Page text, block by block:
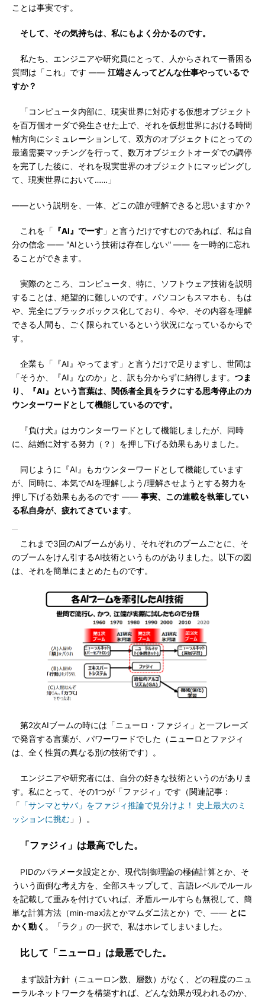
ことは事実です。
そして、その気持ちは、私にもよく分かるのです。
私たち、エンジニアや研究員にとって、人からされて一番困る
質問は「これ」です ―― 江端さんってどんな仕事やっているで
すか？
「コンピュータ内部に、現実世界に対応する仮想オブジェクト
を百万個オーダで発生させた上で、それを仮想世界における時間
軸方向にシミュレーションして、双方のオブジェクトにとっての
最適需要マッチングを行って、数万オブジェクトオーダでの調停
を完了した後に、それを現実世界のオブジェクトにマッピングし
て、現実世界において……」
――という説明を、一体、どこの誰が理解できると思いますか？
これを「 『AI』でーす 」と言うだけですむのであれば、私は自
分の信念 ―― "AIという技術は存在しない" ―― を一時的に忘れ
ることができます。
実際のところ、コンピュータ、特に、ソフトウェア技術を説明
することは、絶望的に難しいのです。パソコンもスマホも、もは
や、完全にブラックボックス化しており、今や、その内容を理解
できる人間も、ごく限られているという状況になっているからで
す。
企業も「『AI』やってます」と言うだけで足りますし、世間は
「そうか、『AI』なのか」と、訳も分からずに納得します。 つま
り、『AI』という言葉は、関係者全員をラクにする思考停止のカ
ウンターワードとして機能しているのです。
『負け犬』はカウンターワードとして機能しましたが、同時
に、結婚に対する努力（？）を押し下げる効果もありました。
同じように『AI』もカウンターワードとして機能しています
が、同時に、本気でAIを理解しよう/理解させようとする努力を
押し下げる効果もあるのです ―― 事実、この連載を執筆してい
る私自身が、疲れてきています。
これまで3回のAIブームがあり、それぞれのブームごとに、そ
のブームをけん引するAI技術というものがありました。以下の図
は、それを簡単にまとめたものです。
第2次AIブームの時には「ニューロ・ファジィ」と一フレーズ
で発音する言葉が、パワーワードでした（ニューロとファジィ
は、全く性質の異なる別の技術です）。
エンジニアや研究者には、自分の好きな技術というのがありま
す。私にとって、その1つが「ファジィ」です（関連記事：
「
「サンマとサバ」をファジィ推論で見分けよ！ 史上最大のミ
ッションに挑む 」）。
「ファジィ」は最高でした。
PIDのパラメータ設定とか、現代制御理論の極値計算とか、そ
ういう面倒な考え方を、全部スキップして、言語レベルでルール
を記載して重みを付けていれば、矛盾ルールすらも無視して、簡
単な計算方法（min-max法とかマムダニ法とか）で、―― とに
かく動く 。「ラク」の一択で、私はホレてしまいました。
比して「ニューロ」は最悪でした。
まず設計方針（ニューロン数、層数）がなく、どの程度のニュ
ーラルネットワークを構築すれば、どんな効果が現われるのか、